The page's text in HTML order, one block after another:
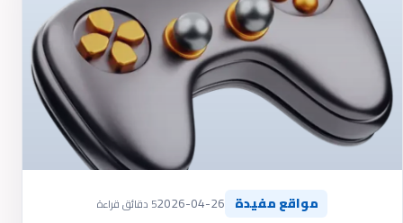
مواقع مفيدة 2026-04-265 دقائق قراءة